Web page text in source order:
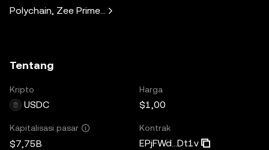
Polychain, Zee Prime Capital, Solana Ventures,
Tentang
Kripto
USDC
Harga
$1,00
Kapitalisasi pasar
$7,75B
Kontrak
EPjFWd...Dt1v